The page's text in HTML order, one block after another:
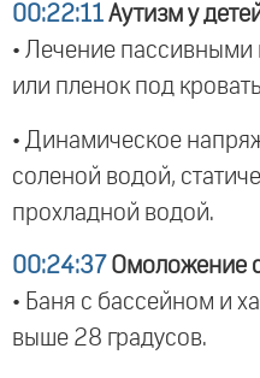
00:22:11 Аутизм у
• Лечение
или пленок под
• Динамическое
соленой водой,
прохладной водой.
00:24:37 Омоложение
• Баня с бассейном и
выше 28 градусов.